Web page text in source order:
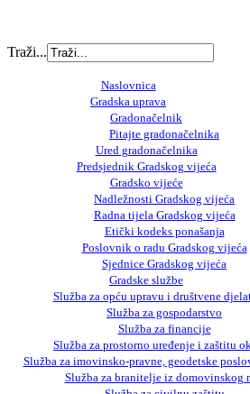
Traži...
Naslovnica
Gradska uprava
Gradonačelnik
Pitajte gradonačelnika
Ured gradonačelnika
Predsjednik Gradskog vijeća
Gradsko vijeće
Nadležnosti Gradskog vijeća
Radna tijela Gradskog vijeća
Etički kodeks ponašanja
Poslovnik o radu Gradskog vijeća
Sjednice Gradskog vijeća
Gradske službe
Služba za opću upravu i društvene
Služba za gospodarstvo
Služba za financije
Služba za prostorno uređenje i zaštitu
Služba za imovinsko-pravne, geodetske
Služba za branitelje iz domovinskog